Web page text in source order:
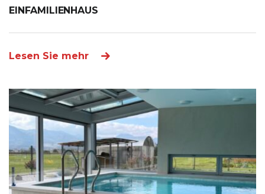
EINFAMILIENHAUS
Lesen Sie mehr